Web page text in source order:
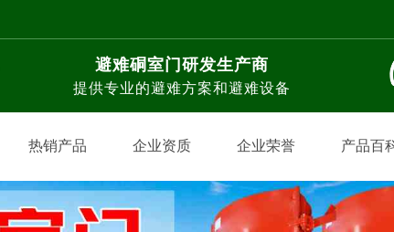
避难硐室门研发生产商
提供专业的避难方案和避难设备
热销产品 企业资质 企业荣誉 产品百